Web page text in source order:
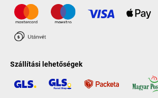
Szállítási lehetőségek